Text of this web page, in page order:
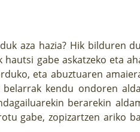
aza hazia? Hik bilduren
gabe askatzeko eta
eta abuztuaren
kendu ondoren
berarekin
gabe, zopizartzen ariko